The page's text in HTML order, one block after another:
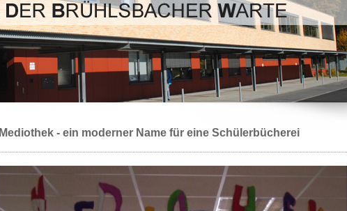
Mediothek - ein moderner Name für eine Schülerbücherei